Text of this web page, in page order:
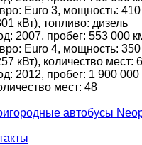
Euro 3, мощность: 410
кВт), топливо: дизель
2007, пробег: 553 000
Euro 4, мощность: 350
кВт), количество мест:
2012, пробег: 1 900 000
мест: 48
автобусы